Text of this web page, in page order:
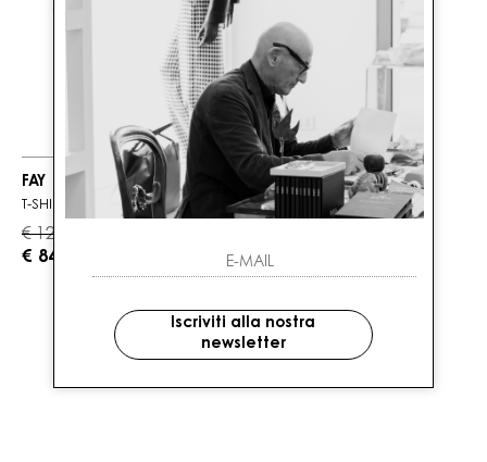
FAY
T-SHIRT
€ 120.00
€ 84.00
1DI 1 PRODOTTI
Iscriviti alla nostra
newsletter